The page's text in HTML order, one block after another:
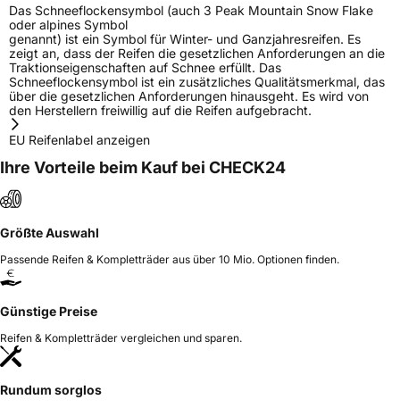
Das Schneeflockensymbol (auch 3 Peak Mountain Snow Flake
oder alpines Symbol
genannt) ist ein Symbol für Winter- und Ganzjahresreifen. Es
zeigt an, dass der Reifen die gesetzlichen Anforderungen an die
Traktionseigenschaften auf Schnee erfüllt. Das
Schneeflockensymbol ist ein zusätzliches Qualitätsmerkmal, das
über die gesetzlichen Anforderungen hinausgeht. Es wird von
den Herstellern freiwillig auf die Reifen aufgebracht.
EU Reifenlabel anzeigen
Ihre Vorteile beim Kauf bei CHECK24
Größte Auswahl
Passende Reifen & Kompletträder aus über 10 Mio. Optionen finden.
Günstige Preise
Reifen & Kompletträder vergleichen und sparen.
Rundum sorglos